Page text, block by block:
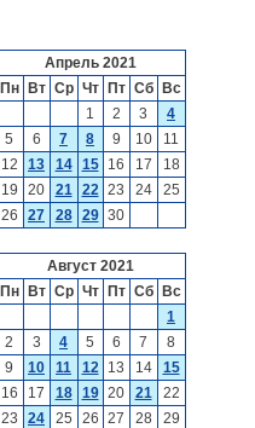
Апрель 2021
Пн
Вт Ср Чт Пт Сб
Вс
1
2 3
4
5
6 7 8 9 10
11
12
13 14 15 16 17
18
19
20 21 22 23 24
25
26
27 28 29 30
Август 2021
Пн
Вт Ср Чт Пт Сб
Вс
1
2
3 4 5 6 7
8
9
10 11 12 13 14
15
16
17 18 19 20 21
22
23
24 25 26 27 28 29